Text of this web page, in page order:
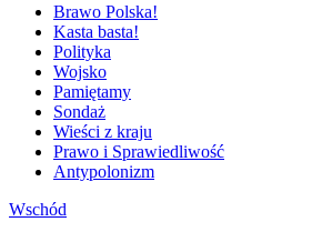
Brawo Polska!
Kasta basta!
Polityka
Wojsko
Pamiętamy
Sondaż
Wieści z kraju
Prawo i Sprawiedliwość
Antypolonizm
Wschód